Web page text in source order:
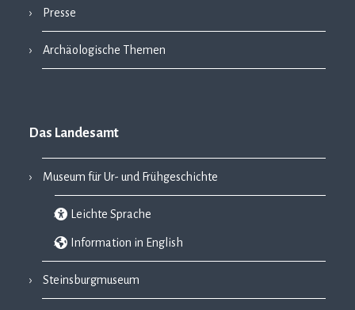
Presse
Archäologische Themen
Das Landesamt
Museum für Ur- und Frühgeschichte
Leichte Sprache
Information in English
Steinsburgmuseum